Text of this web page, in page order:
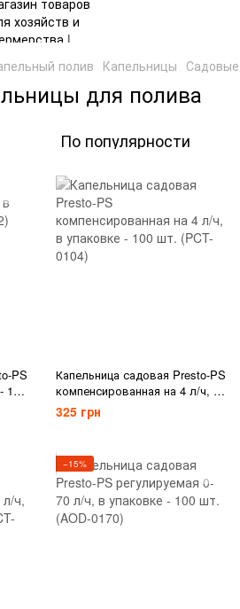
полив Капельницы
для полива
По популярности
PS
100
Капельница садовая Presto-PS
компенсированная на 4 л/ч, в
упаковке - 100 шт. (PCT-0104)
325 грн
−15%